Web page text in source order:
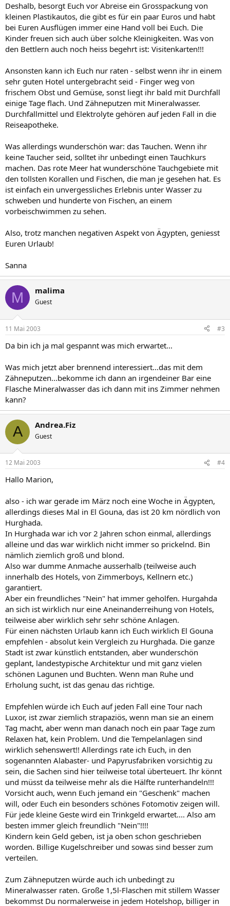
Deshalb, besorgt Euch vor Abreise ein Grosspackung von
kleinen Plastikautos, die gibt es für ein paar Euros und habt
bei Euren Ausflügen immer eine Hand voll bei Euch. Die
Kinder freuen sich auch über solche Kleinigkeiten. Was von
den Bettlern auch noch heiss begehrt ist: Visitenkarten!!!
Ansonsten kann ich Euch nur raten - selbst wenn ihr in einem
sehr guten Hotel untergebracht seid - Finger weg von
frischem Obst und Gemüse, sonst liegt ihr bald mit Durchfall
einige Tage flach. Und Zähneputzen mit Mineralwasser.
Durchfallmittel und Elektrolyte gehören auf jeden Fall in die
Reiseapotheke.
Was allerdings wunderschön war: das Tauchen. Wenn ihr
keine Taucher seid, solltet ihr unbedingt einen Tauchkurs
machen. Das rote Meer hat wunderschöne Tauchgebiete mit
den tollsten Korallen und Fischen, die man je gesehen hat. Es
ist einfach ein unvergessliches Erlebnis unter Wasser zu
schweben und hunderte von Fischen, an einem
vorbeischwimmen zu sehen.
Also, trotz manchen negativen Aspekt von Ägypten, geniesst
Euren Urlaub!
Sanna
M malima
Guest
11 Mai 2003 #3
Da bin ich ja mal gespannt was mich erwartet...
Was mich jetzt aber brennend interessiert...das mit dem
Zähneputzen...bekomme ich dann an irgendeiner Bar eine
Flasche Mineralwasser das ich dann mit ins Zimmer nehmen
kann?
A Andrea.Fiz
Guest
12 Mai 2003 #4
Hallo Marion,
also - ich war gerade im März noch eine Woche in Ägypten,
allerdings dieses Mal in El Gouna, das ist 20 km nördlich von
Hurghada.
In Hurghada war ich vor 2 Jahren schon einmal, allerdings
alleine und das war wirklich nicht immer so prickelnd. Bin
nämlich ziemlich groß und blond.
Also war dumme Anmache ausserhalb (teilweise auch
innerhalb des Hotels, von Zimmerboys, Kellnern etc.)
garantiert.
Aber ein freundliches "Nein" hat immer geholfen. Hurgahda
an sich ist wirklich nur eine Aneinanderreihung von Hotels,
teilweise aber wirklich sehr sehr schöne Anlagen.
Für einen nächsten Urlaub kann ich Euch wirklich El Gouna
empfehlen - absolut kein Vergleich zu Hurghada. Die ganze
Stadt ist zwar künstlich entstanden, aber wunderschön
geplant, landestypische Architektur und mit ganz vielen
schönen Lagunen und Buchten. Wenn man Ruhe und
Erholung sucht, ist das genau das richtige.
Empfehlen würde ich Euch auf jeden Fall eine Tour nach
Luxor, ist zwar ziemlich strapaziös, wenn man sie an einem
Tag macht, aber wenn man danach noch ein paar Tage zum
Relaxen hat, kein Problem. Und die Tempelanlagen sind
wirklich sehenswert!! Allerdings rate ich Euch, in den
sogenannten Alabaster- und Papyrusfabriken vorsichtig zu
sein, die Sachen sind hier teilweise total überteuert. Ihr könnt
und müsst da teilweise mehr als die Hälfte runterhandeln!!!
Vorsicht auch, wenn Euch jemand ein "Geschenk" machen
will, oder Euch ein besonders schönes Fotomotiv zeigen will.
Für jede kleine Geste wird ein Trinkgeld erwartet.... Also am
besten immer gleich freundlich "Nein"!!!!
Kindern kein Geld geben, ist ja oben schon geschrieben
worden. Billige Kugelschreiber und sowas sind besser zum
verteilen.
Zum Zähneputzen würde auch ich unbedingt zu
Mineralwasser raten. Große 1,5l-Flaschen mit stillem Wasser
bekommst Du normalerweise in jedem Hotelshop, billiger in